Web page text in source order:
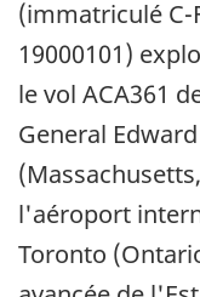
(immatriculé C-
19000101)
le vol ACA361
General
l'aéroport
Toronto